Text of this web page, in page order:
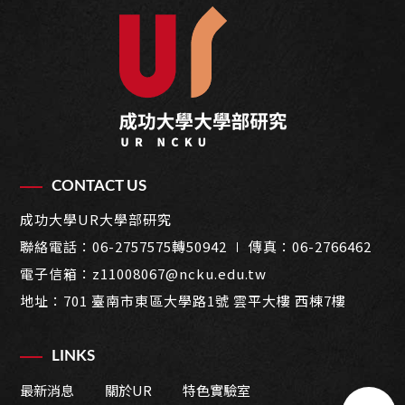
CONTACT US
成功大學UR大學部研究
聯絡電話：06-2757575轉50942
∣ 傳真：06-2766462
電子信箱： z11008067@ncku.edu.tw
地址： 701 臺南市東區大學路1號 雲平大樓 西棟7樓
LINKS
最新消息 關於UR 特色實驗室